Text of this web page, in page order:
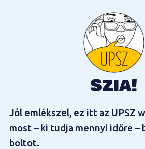
Szia!
Jól emlékszel, ez itt az UPSZ
most – ki tudja mennyi időre –
boltot.